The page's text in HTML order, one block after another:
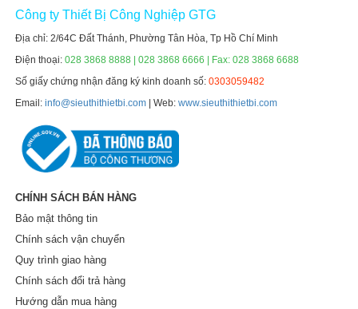
Công ty Thiết Bị Công Nghiệp GTG
Địa chỉ: 2/64C Đất Thánh, Phường Tân Hòa, Tp Hồ Chí Minh
Điện thoại:028 3868 8888 | 028 3868 6666 | Fax: 028 3868 6688
Số giấy chứng nhận đăng ký kinh doanh số:0303059482
Email:info@sieuthithietbi.com | Web:www.sieuthithietbi.com
CHÍNH SÁCH BÁN HÀNG
Bảo mật thông tin
Chính sách vận chuyển
Quy trình giao hàng
Chính sách đổi trả hàng
Hướng dẫn mua hàng